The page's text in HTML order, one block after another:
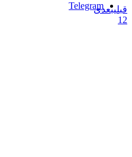
Telegram قبلیبعدی
1 2